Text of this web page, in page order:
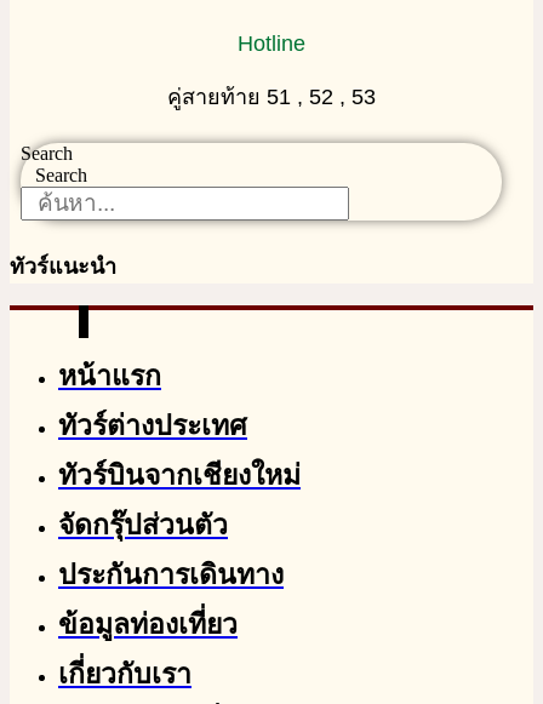
Hotline
คู่สายท้าย 51 , 52 , 53
Search
Search
ทัวร์แนะนำ
หน้าแรก
ทัวร์ต่างประเทศ
ทัวร์บินจากเชียงใหม่
จัดกรุ๊ปส่วนตัว
ประกันการเดินทาง
ข้อมูลท่องเที่ยว
เกี่ยวกับเรา